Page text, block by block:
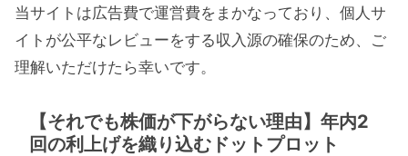
当サイトは広告費で運営費をまかなっており、個人サ
イトが公平なレビューをする収入源の確保のため、ご
理解いただけたら幸いです。
【それでも株価が下がらない理由】年内2
回の利上げを織り込むドットプロット